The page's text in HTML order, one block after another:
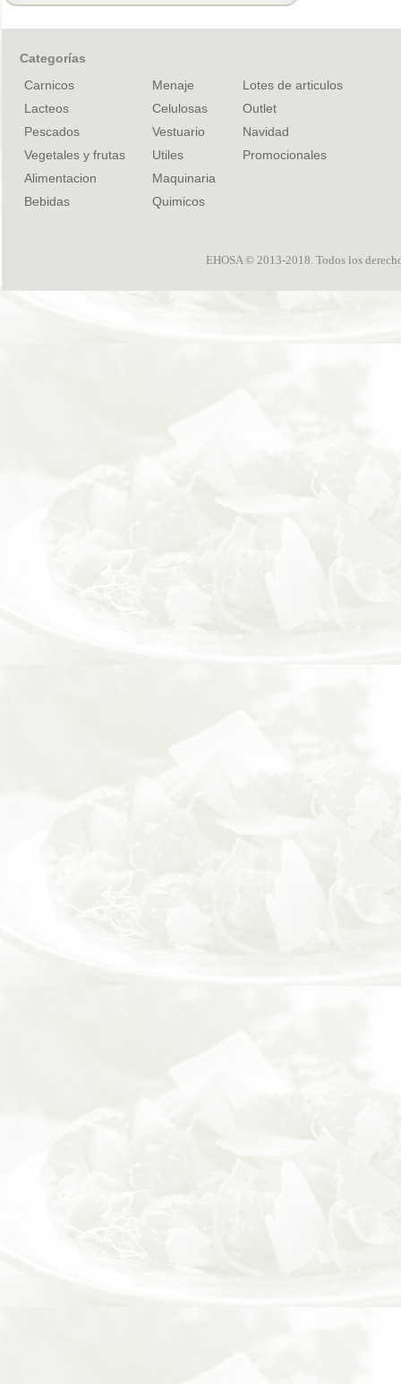
Categorías
Carnicos
Lacteos
Pescados
Vegetales y frutas
Alimentacion
Bebidas
Menaje
Celulosas
Vestuario
Utiles
Maquinaria
Quimicos
Lotes de articulos
Outlet
Navidad
Promocionales
EHOSA © 2013-2018. Todos los